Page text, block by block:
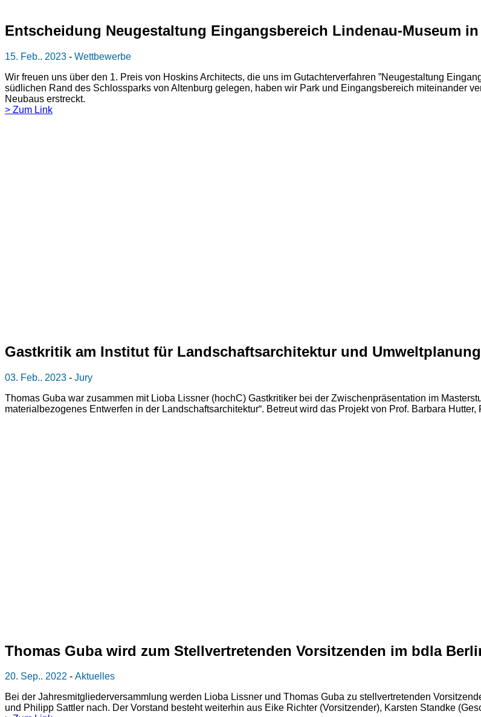
Entscheidung Neugestaltung Eingangsbereich Lindenau-Museum
15. Feb.. 2023 - Wettbewerbe
Wir freuen uns über den 1. Preis von Hoskins Architects, die uns im Gutachterverfahren ”Neugestaltung
südlichen Rand des Schlossparks von Altenburg gelegen, haben wir Park und Eingangsbereich miteinander
Neubaus erstreckt.
> Zum Link
Gastkritik am Institut für Landschaftsarchitektur und
03. Feb.. 2023 - Jury
Thomas Guba war zusammen mit Lioba Lissner (hochC) Gastkritiker bei der Zwischenpräsentation im
materialbezogenes Entwerfen in der Landschaftsarchitektur“. Betreut wird das Projekt von Prof. Barbara
Thomas Guba wird zum Stellvertretenden Vorsitzenden im bdla
20. Sep.. 2022 - Aktuelles
Bei der Jahresmitgliederversammlung werden Lioba Lissner und Thomas Guba zu stellvertretenden
und Philipp Sattler nach. Der Vorstand besteht weiterhin aus Eike Richter (Vorsitzender), Karsten Standke